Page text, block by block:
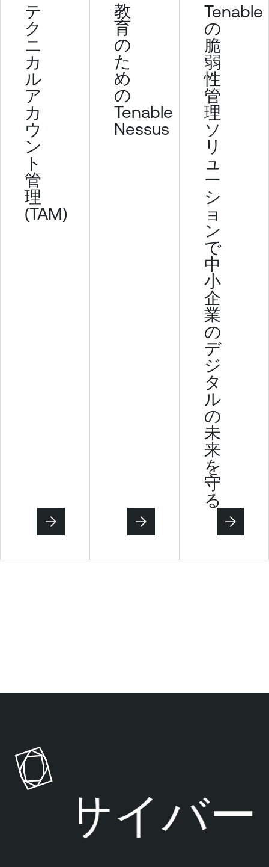
テ
ク
ニ
カ
ル
ア
カ
ウ
ン
ト
管
理
(TAM)
教
育
の
た
め
の
Tenable
Nessus
Tenable
の
脆
弱
性
管
理
ソ
リ
ュ
ー
シ
ョ
ン
で
中
小
企
業
の
デ
ジ
タ
ル
の
未
来
を
守
る
サイバ